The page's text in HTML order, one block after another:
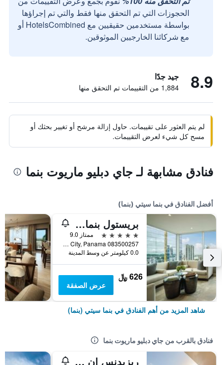
الحجوزات التي تم التحقق منها فقط والتي تم إجراؤها
بواسطة مستخدمين حقيقيين مع HotelsCombined أو
مع شركائنا الخارجيين الموثوقين.
8.9 جيد جدًا
1,884 من التقييمات تم التحقق منها
لم يتم العثور على تقييمات. حاول إزالة مرشح أو تغيير بحثك أو
مسح كل شيء لعرض التقييمات.
فنادق مشابهة لـ جاي دبليو ماريوت بنما
أفضل الفنادق في بنما سيتي (بنما)
بريستول بنما، إيه ريجيستري كوليكشن هوتل
5 نجوم
ممتاز 9.0
083500257 Avenida Aquilino de la Guardia (C/ Aquilino de la Guardia) Panama City, Panama, بنما سيتي (بنما), بنما
0.0 كيلومتر عن وسط المدينة
626 ﷼
عرض الصفقة
شاهد المزيد من أهم الفنادق في بنما سيتي (بنما)
فنادق بالقرب من جاي دبليو ماريوت بنما
ريزيدنس إن باي ماريوت باناما سيتي